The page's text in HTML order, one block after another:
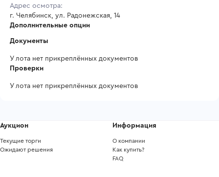
Адрес осмотра:
г. Челябинск, ул. Радонежская, 14
Дополнительные опции
Документы
У лота нет прикреплённых документов
Проверки
У лота нет прикреплённых документов
Аукцион
Текущие торги
Ожидают решения
Информация
О компании
Как купить?
FAQ